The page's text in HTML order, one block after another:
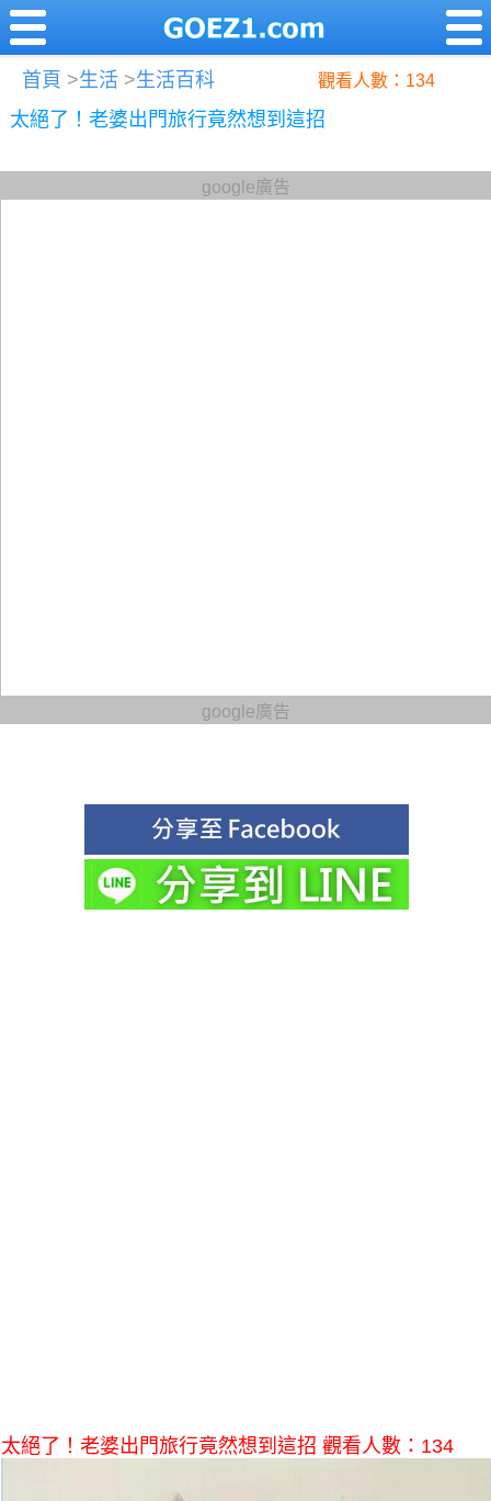
首頁 >生活 >生活百科 觀看人數：134
太絕了！老婆出門旅行竟然想到這招
google廣告
google廣告
太絕了！老婆出門旅行竟然想到這招 觀看人數：134